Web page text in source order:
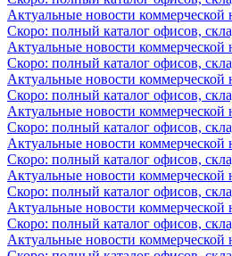
Актуальные новости коммерческой
Скоро: полный каталог офисов,
Актуальные новости коммерческой
Скоро: полный каталог офисов,
Актуальные новости коммерческой
Скоро: полный каталог офисов,
Актуальные новости коммерческой
Скоро: полный каталог офисов,
Актуальные новости коммерческой
Скоро: полный каталог офисов,
Актуальные новости коммерческой
Скоро: полный каталог офисов,
Актуальные новости коммерческой
Скоро: полный каталог офисов,
Актуальные новости коммерческой